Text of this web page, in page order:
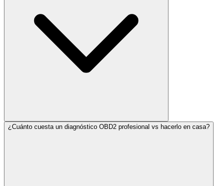
¿Cuánto cuesta un diagnóstico OBD2 profesional vs hacerlo en casa?